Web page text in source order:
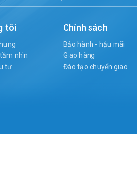
tôi
nhìn
tư
Chính sách
Bảo hành - hậu mãi
Giao hàng
Đào tạo chuyển giao